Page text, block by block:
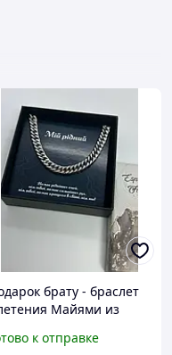
брату - браслет
Майями из
к отправке